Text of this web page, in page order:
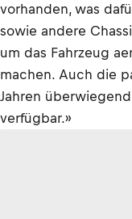
vorhanden, was
sowie andere
um das Fahrzeug
machen. Auch die
Jahren
verfügbar.»